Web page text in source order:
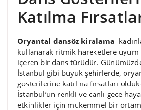
Katılma
Oryantal dansöz kiralama
kullanarak ritmik hareketlere uyum
içeren bir dans türüdür.
İstanbul gibi büyük şehirlerde,
gösterilerine katılma fırsatları
İstanbul’un renkli ve canlı gece
etkinlikler için mükemmel bir ortam